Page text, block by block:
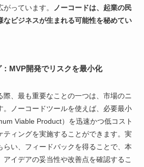
っています。
ノーコードは、起業の民
なビジネスが生まれる可能性を秘めてい
MVP開発でリスクを最小化
際、最も重要なことの一つは、市場のニ
。ノーコードツールを使えば、必要最小
Viable Product）を迅速かつ低コスト
ティングを実施することができます。実
らい、フィードバックを得ることで、本
イデアの妥当性や改善点を確認するこ